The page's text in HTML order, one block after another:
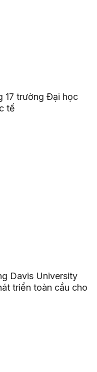
17 trường Đại học
tế
Davis University
triển toàn cầu cho